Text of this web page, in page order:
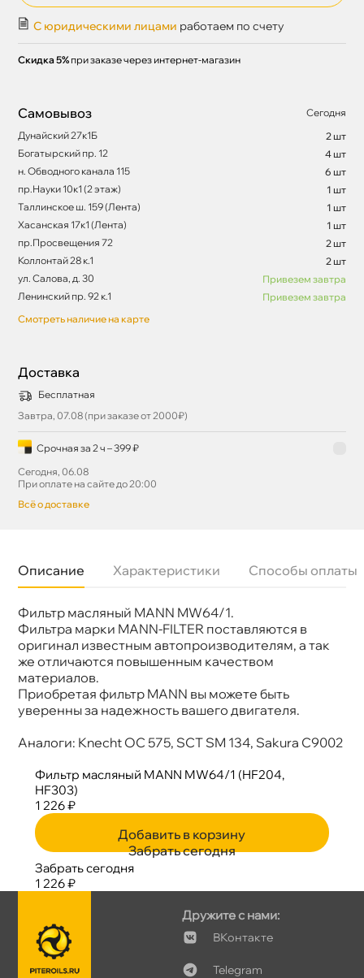
С юридическими лицами работаем по счету
Скидка 5% при заказе через интернет-магазин
Самовывоз
Сегодня
Дунайский 27к1Б
2 шт
Богатырский пр. 12
4 шт
н. Обводного канала 115
6 шт
пр.Науки 10к1 (2 этаж)
1 шт
Таллинское ш. 159 (Лента)
1 шт
Хасанская 17к1 (Лента)
1 шт
пр.Просвещения 72
2 шт
Коллонтай 28 к.1
2 шт
ул. Салова, д. 30
Привезем завтра
Ленинский пр. 92 к.1
Привезем завтра
Смотреть наличие на карте
Доставка
Бесплатная
Завтра, 07.08 (при заказе от 2000₽)
Срочная за 2 ч – 399 ₽
Сегодня, 06.08
При оплате на сайте до 20:00
сё о доставке
Описание Характеристики Способы оплаты
Фильтр масляный MANN MW64/1.
Фильтра марки MANN-FILTER поставляются
оригинал известным автопроизводителям, а так
же отличаются повышенным качеством
материалов.
Приобретая фильтр MANN вы можете быть
уверенны за надежность вашего двигателя.
Аналоги: Knecht OC 575, SCT SM 134, Sakura C9002
Бренд
MANN-FILTER
Артикул
MW 64/1
Фильтр масляный MANN MW64/1 (HF204,
HF303)
1 226 ₽
Добавить в корзину
Забрать сегодня
Забрать сегодня
1 226 ₽
Дружите с нами:
Контакте
Telegram